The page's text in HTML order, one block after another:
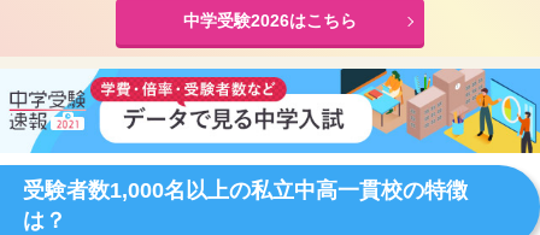
中学受験2026はこちら
受験者数1,000名以上の私立中高一貫校の特徴
は？